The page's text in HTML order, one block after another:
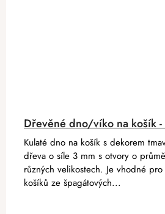
Dřevěné dno/víko na košík
Kulaté dno na košík s dekorem
dřeva o síle 3 mm s otvory o
různých velikostech. Je vhodné
košíků ze špagátových...